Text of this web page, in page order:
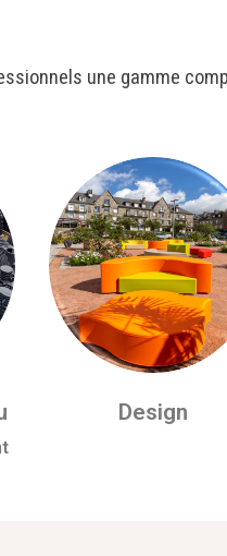
une gamme
Design